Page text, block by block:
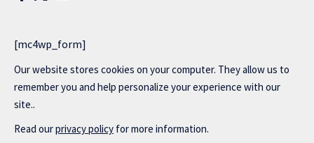
[mc4wp_form]
Our website stores cookies on your computer. They allow us to
remember you and help personalize your experience with our
site..
Read ourprivacy policy for more information.